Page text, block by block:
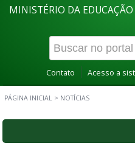
MINISTÉRIO DA EDUCAÇÃO
Contato Acesso a
PÁGINA INICIAL > NOTÍCIAS